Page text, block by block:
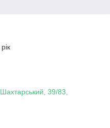
39/83,